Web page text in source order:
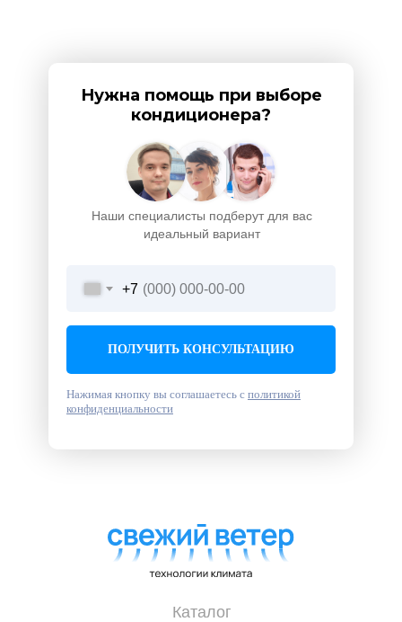
Наши специалисты подберут для вас
идеальный вариант
Нужна помощь при выборе
кондиционера?
+7
ПОЛУЧИТЬ КОНСУЛЬТАЦИЮ
Нажимая кнопку вы соглашаетесь с политикой
конфиденциальности
Каталог